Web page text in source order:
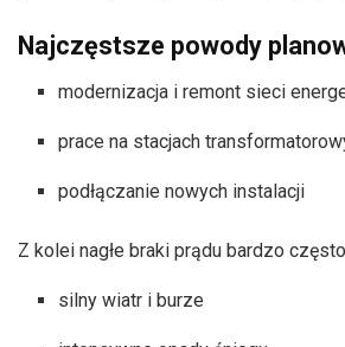
Najczęstsze powody
modernizacja i remont sieci
prace na stacjach
podłączanie nowych instalacji
Z kolei nagłe braki prądu bardzo
silny wiatr i burze